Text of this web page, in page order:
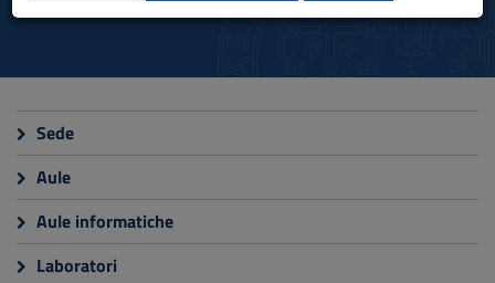
to
Go
Footer
Sede
Aule
Aule informatiche
Laboratori